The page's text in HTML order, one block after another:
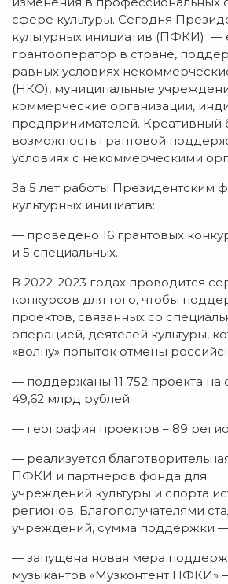
сфере культуры. Сегодня
культурных инициатив (ПФКИ) —
грантооператор в стране,
равных условиях
(НКО), муниципальные
коммерческие организации,
предпринимателей. Креативный
возможность грантовой
условиях с некоммерческими
За 5 лет работы Президентским
культурных инициатив:
— проведено 16 грантовых
и 5 специальных.
В 2022-2023 годах проводится
конкурсов для того, чтобы
проектов, связанных со
операцией, деятелей культуры,
«волну» попыток отмены
— поддержаны 11 752 проекта
49,62 млрд рублей.
— география проектов – 89
— реализуется
ПФКИ и партнеров фонда для
учреждений культуры и спорта
регионов. Благополучателями
учреждений, сумма поддержки
— запущена новая мера
музыкантов «Музконтент ПФКИ»